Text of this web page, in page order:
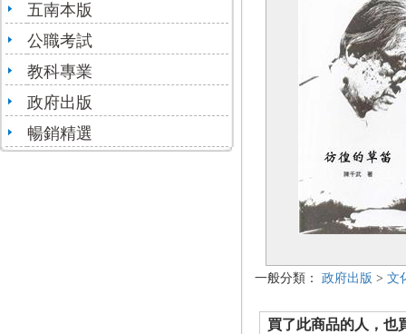
五南本版
公職考試
教科專業
政府出版
暢銷精選
一般分類： 政府出版 > 文
買了此商品的人，也